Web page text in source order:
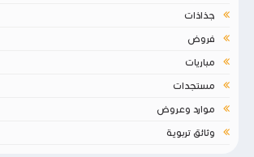
جذاذات
فروض
مباريات
مستجدات
موارد وعروض
وثائق تربوية